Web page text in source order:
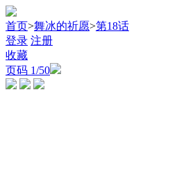
首页>舞冰的祈愿>第18话
登录 注册
收藏
页码 1/50